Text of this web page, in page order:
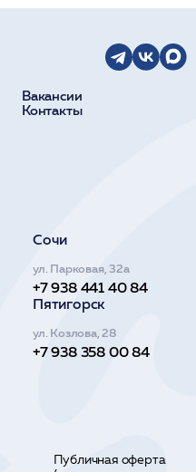
Вакансии
Контакты
Сочи
ул. Парковая, 32а
+7 938 441 40 84
Пятигорск
ул. Козлова, 28
+7 938 358 00 84
Публичная оферта